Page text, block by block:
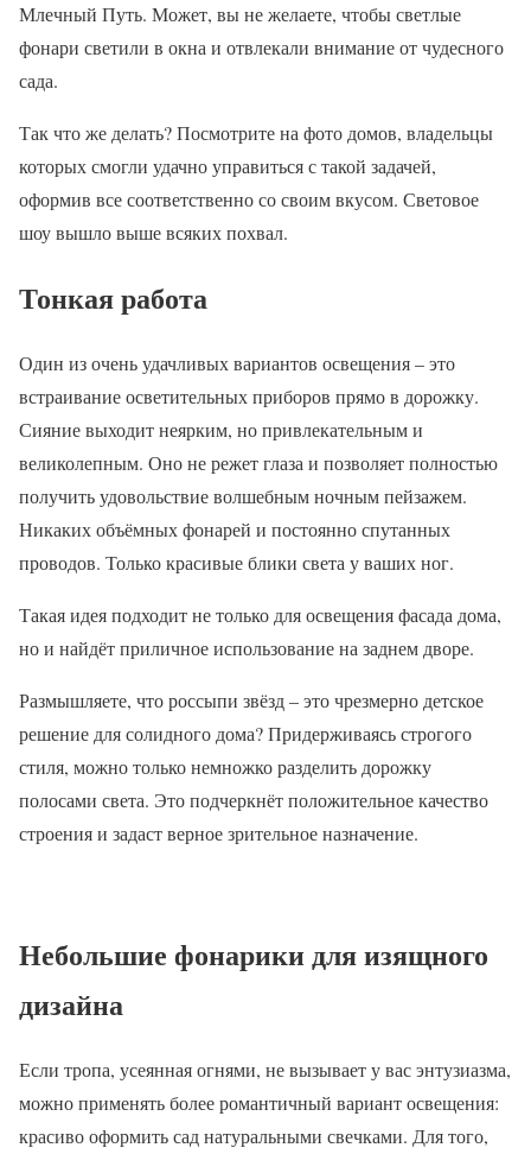
Млечный Путь. Может, вы не желаете, чтобы светлые
фонари светили в окна и отвлекали внимание от чудесного
сада.
Так что же делать? Посмотрите на фото домов, владельцы
которых смогли удачно управиться с такой задачей,
оформив все соответственно со своим вкусом. Световое
шоу вышло выше всяких похвал.
Тонкая работа
Один из очень удачливых вариантов освещения – это
встраивание осветительных приборов прямо в дорожку.
Сияние выходит неярким, но привлекательным и
великолепным. Оно не режет глаза и позволяет полностью
получить удовольствие волшебным ночным пейзажем.
Никаких объёмных фонарей и постоянно спутанных
проводов. Только красивые блики света у ваших ног.
Такая идея подходит не только для освещения фасада дома,
но и найдёт приличное использование на заднем дворе.
Размышляете, что россыпи звёзд – это чрезмерно детское
решение для солидного дома? Придерживаясь строгого
стиля, можно только немножко разделить дорожку
полосами света. Это подчеркнёт положительное качество
строения и задаст верное зрительное назначение.
Небольшие фонарики для изящного
дизайна
Если тропа, усеянная огнями, не вызывает у вас энтузиазма,
можно применять более романтичный вариант освещения:
красиво оформить сад натуральными свечками. Для того,